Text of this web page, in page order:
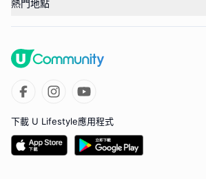
熱門地點
下載 U Lifestyle應用程式